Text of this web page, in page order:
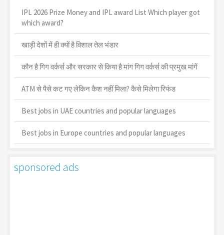
IPL 2026 Prize Money and IPL award List Which player got
which award?
खाड़ी देशों में ही क्यों है व‍िशाल तेल भंडार
कौन है गिग वर्कर्स और सरकार से किया है मांग गिग वर्कर्स की प्रमुख मांगें
ATM से पैसे कट गए लेकिन कैश नहीं मिला? कैसे मिलेगा रिफंड
Best jobs in UAE countries and popular languages
Best jobs in Europe countries and popular languages
sponsored ads